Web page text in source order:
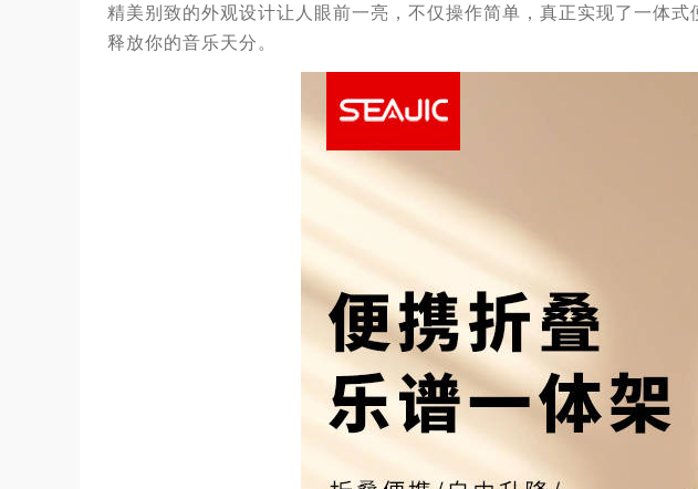
精美别致的外观设计让人眼前一亮 ， 不仅操作简单，真正实现了一体式
释放你的音乐天分 。